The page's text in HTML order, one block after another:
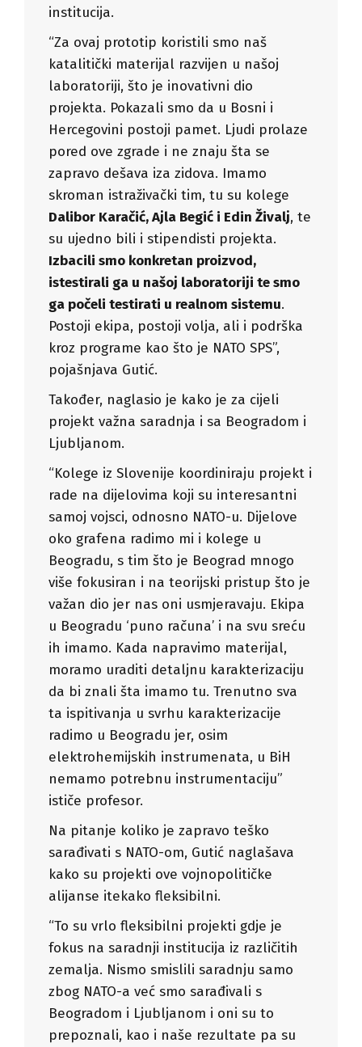
institucija.
“Za ovaj prototip koristili smo naš
katalitički materijal razvijen u našoj
laboratoriji, što je inovativni dio
projekta. Pokazali smo da u Bosni i
Hercegovini postoji pamet. Ljudi prolaze
pored ove zgrade i ne znaju šta se
zapravo dešava iza zidova. Imamo
skroman istraživački tim, tu su kolege
Dalibor Karačić, Ajla Begić i Edin Živalj, te
su ujedno bili i stipendisti projekta.
Izbacili smo konkretan proizvod,
istestirali ga u našoj laboratoriji te smo
ga počeli testirati u realnom sistemu.
Postoji ekipa, postoji volja, ali i podrška
kroz programe kao što je NATO SPS”,
pojašnjava Gutić.
Također, naglasio je kako je za cijeli
projekt važna saradnja i sa Beogradom i
Ljubljanom.
“Kolege iz Slovenije koordiniraju projekt i
rade na dijelovima koji su interesantni
samoj vojsci, odnosno NATO-u. Dijelove
oko grafena radimo mi i kolege u
Beogradu, s tim što je Beograd mnogo
više fokusiran i na teorijski pristup što je
važan dio jer nas oni usmjeravaju. Ekipa
u Beogradu ‘puno računa’ i na svu sreću
ih imamo. Kada napravimo materijal,
moramo uraditi detaljnu karakterizaciju
da bi znali šta imamo tu. Trenutno sva
ta ispitivanja u svrhu karakterizacije
radimo u Beogradu jer, osim
elektrohemijskih instrumenata, u BiH
nemamo potrebnu instrumentaciju”
ističe profesor.
Na pitanje koliko je zapravo teško
sarađivati s NATO-om, Gutić naglašava
kako su projekti ove vojnopolitičke
alijanse itekako fleksibilni.
“To su vrlo fleksibilni projekti gdje je
fokus na saradnji institucija iz različitih
zemalja. Nismo smislili saradnju samo
zbog NATO-a već smo sarađivali s
Beogradom i Ljubljanom i oni su to
prepoznali, kao i naše rezultate pa su